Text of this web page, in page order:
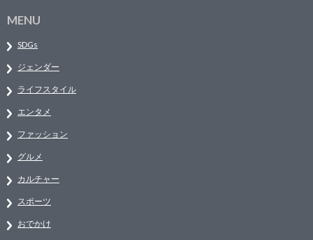
MENU
SDGs
ジェンダー
ライフスタイル
エンタメ
ファッション
グルメ
カルチャー
スポーツ
おでかけ